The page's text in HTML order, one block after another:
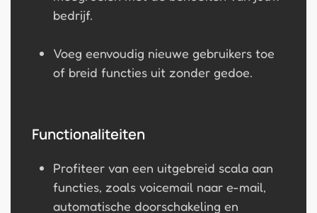
bedrijf.
Voeg eenvoudig nieuwe gebruikers toe
of breid functies uit zonder gedoe.
Functionaliteiten
Profiteer van een uitgebreid scala aan
functies, zoals voicemail naar e-mail,
automatische doorschakeling en